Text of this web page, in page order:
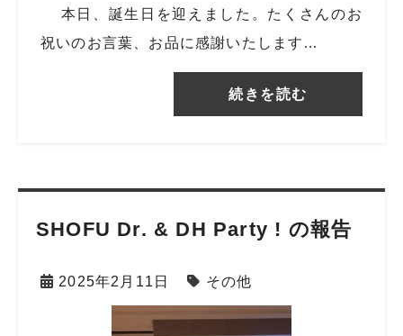
本日、誕生日を迎えました。たくさんのお
祝いのお言葉、お品に感謝いたします…
続きを読む
SHOFU Dr. & DH Party ! の報告
2025年2月11日 その他